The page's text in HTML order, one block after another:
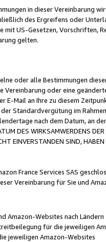
in dieser Vereinbarung
des Ergreifens oder
US-Gesetzen, Vorschriften,
gelten.
oder alle Bestimmungen
Vereinbarung oder eine
E-Mail an Ihre zu diesem
Standardvergütung im
nach dem Datum, an
DES WIRKSAMWERDENS
EINVERSTANDEN SIND,
France Services SAS
Vereinbarung für Sie und
Amazon-Websites nach Ländern
für die jeweiligen
jeweiligen Amazon-Websites